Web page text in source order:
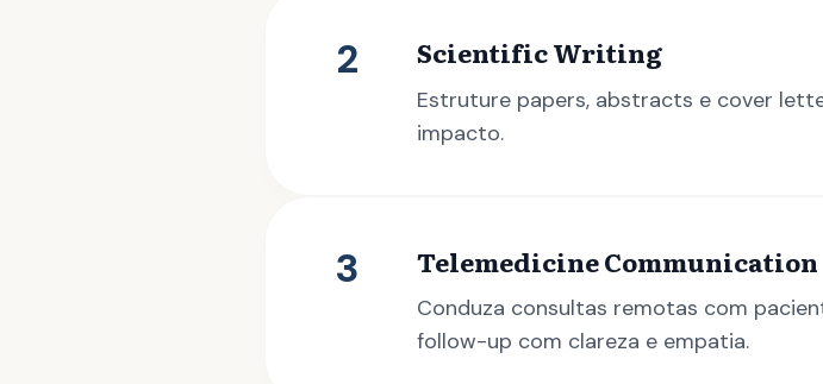
2 Scientific Writing
Estruture papers, abstracts e cover
impacto.
3 Telemedicine Communication
Conduza consultas remotas com
follow-up com clareza e empatia.